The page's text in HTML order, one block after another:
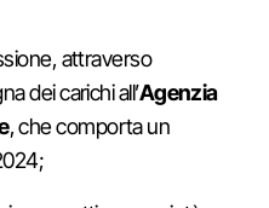
attraverso
dei carichi all’Agenzia
, che comporta un